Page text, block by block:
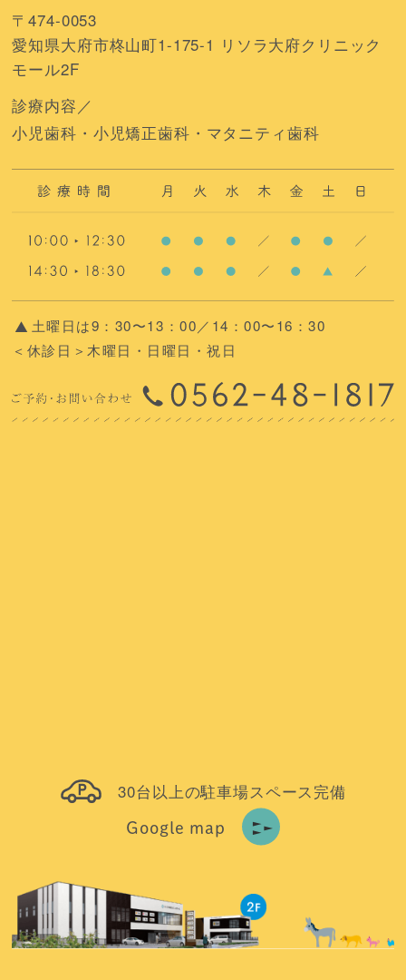
〒474-0053
愛知県大府市柊山町1-175-1 リソラ大府クリニック
モール2F
診療内容／
小児歯科・小児矯正歯科・マタニティ歯科
土曜日は9：30〜13：00／14：00〜16：30
＜休診日＞木曜日・日曜日・祝日
30台以上の駐車場スペース完備
Google map